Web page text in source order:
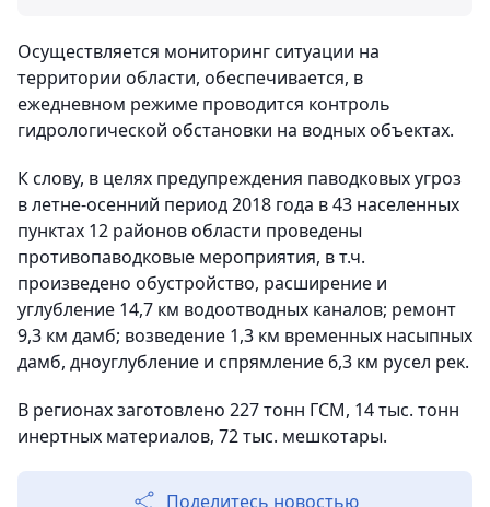
Осуществляется мониторинг ситуации на
территории области, обеспечивается, в
ежедневном режиме проводится контроль
гидрологической обстановки на водных объектах.
К слову, в целях предупреждения паводковых угроз
в летне-осенний период 2018 года в 43 населенных
пунктах 12 районов области проведены
противопаводковые мероприятия, в т.ч.
произведено обустройство, расширение и
углубление 14,7 км водоотводных каналов; ремонт
9,3 км дамб; возведение 1,3 км временных насыпных
дамб, дноуглубление и спрямление 6,3 км русел рек.
В регионах заготовлено 227 тонн ГСМ, 14 тыс. тонн
инертных материалов, 72 тыс. мешкотары.
Поделитесь новостью